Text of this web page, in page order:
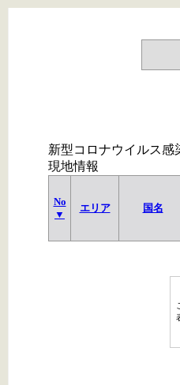
新型コロナウイルス感
現地情報
No
▼
エリア 国名